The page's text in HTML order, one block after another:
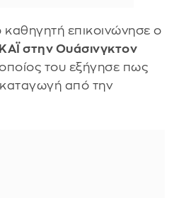
καθηγητή επικοινώνησε ο
στην Ουάσινγκτον
του εξήγησε πως
καταγωγή από την